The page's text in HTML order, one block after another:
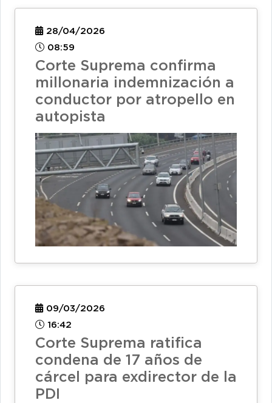
28/04/2026
08:59
Corte Suprema confirma
millonaria indemnización a
conductor por atropello en
autopista
09/03/2026
16:42
Corte Suprema ratifica
condena de 17 años de
cárcel para exdirector de la
PDI